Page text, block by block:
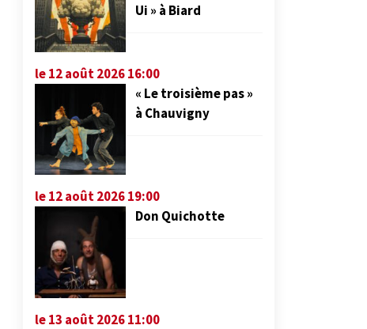
Ui » à Biard
le 12 août 2026 16:00
« Le troisième pas »
à Chauvigny
le 12 août 2026 19:00
Don Quichotte
le 13 août 2026 11:00